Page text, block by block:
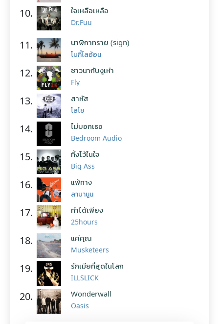
10. ใจเหลือเหลือ
Dr.Fuu
11. นาฬิกาทราย (sign)
โบกี้ไลอ้อน
12. ชาวนากับงูเห่า
Fly
13. สาหัส
โลโซ
14. ไม่บอกเธอ
Bedroom Audio
15. ทิ้งไว้ในใจ
Big Ass
16. แพ้ทาง
ลาบานูน
17. ทำได้เพียง
25hours
18. แค่คุณ
Musketeers
19. รักเมียที่สุดในโลก
ILLSLICK
20. Wonderwall
Oasis